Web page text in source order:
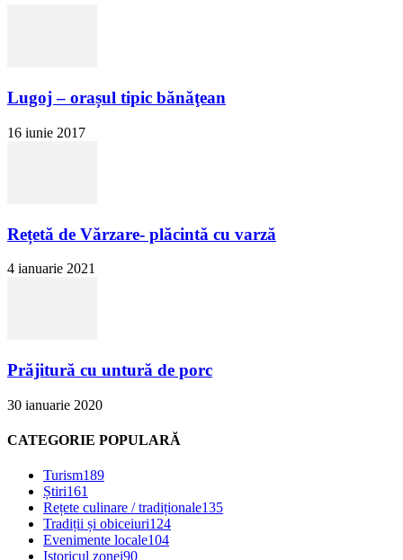
Lugoj – orașul tipic bănăţean
16 iunie 2017
Rețetă de Vărzare- plăcintă cu varză
4 ianuarie 2021
Prăjitură cu untură de porc
30 ianuarie 2020
CATEGORIE POPULARĂ
Turism189
Știri161
Rețete culinare / tradiționale135
Tradiții și obiceiuri124
Evenimente locale104
Istoricul zonei90